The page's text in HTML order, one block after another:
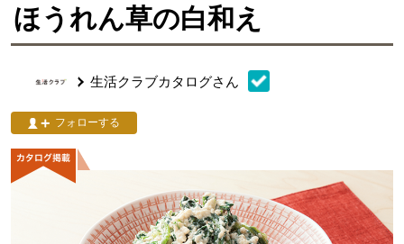
ほうれん草の白和え
生活クラブカタログさん
フォローする